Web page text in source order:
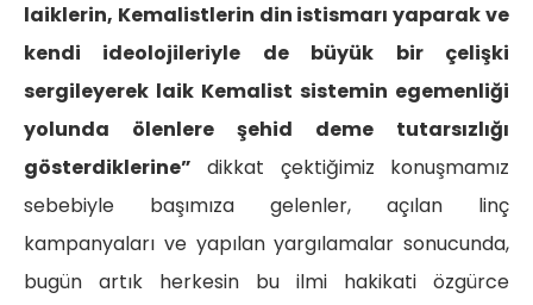
laiklerin, Kemalistlerin din istismarı yaparak ve
kendi ideolojileriyle de büyük bir çelişki
sergileyerek laik Kemalist sistemin egemenliği
yolunda ölenlere şehid deme tutarsızlığı
gösterdiklerine” dikkat çektiğimiz konuşmamız
sebebiyle başımıza gelenler, açılan linç
kampanyaları ve yapılan yargılamalar sonucunda,
bugün artık herkesin bu ilmi hakikati özgürce